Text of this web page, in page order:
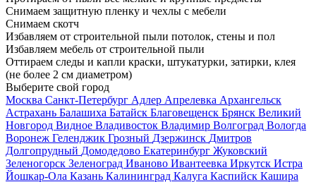
Снимаем защитную пленку и чехлы с мебели
Снимаем скотч
Избавляем от строительной пыли потолок, стены и пол
Избавляем мебель от строительной пыли
Оттираем следы и капли краски, штукатурки, затирки, клея
(не более 2 см диаметром)
Выберите свой город
Москва Санкт-Петербург Адлер Апрелевка Архангельск
Астрахань Балашиха Батайск Благовещенск Брянск Великий
Новгород Видное Владивосток Владимир Волгоград Вологда
Воронеж Геленджик Грозный Дзержинск Дмитров
Долгопрудный Домодедово Екатеринбург Жуковский
Зеленогорск Зеленоград Иваново Ивантеевка Иркутск Истра
Йошкар-Ола Казань Калининград Калуга Каспийск Кашира